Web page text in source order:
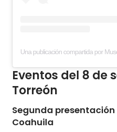
Eventos del 8 de
Torreón
Segunda
Coahuila